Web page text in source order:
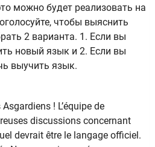
можно будет реализовать на
чтобы выяснить
2 варианта. 1. Если вы
новый язык и 2. Если вы
выучить язык.
! L’équipe de
discussions concernant
devrait être le langage officiel.